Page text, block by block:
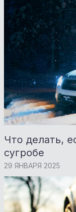
Что делать,
сугробе
29 ЯНВАРЯ 2025